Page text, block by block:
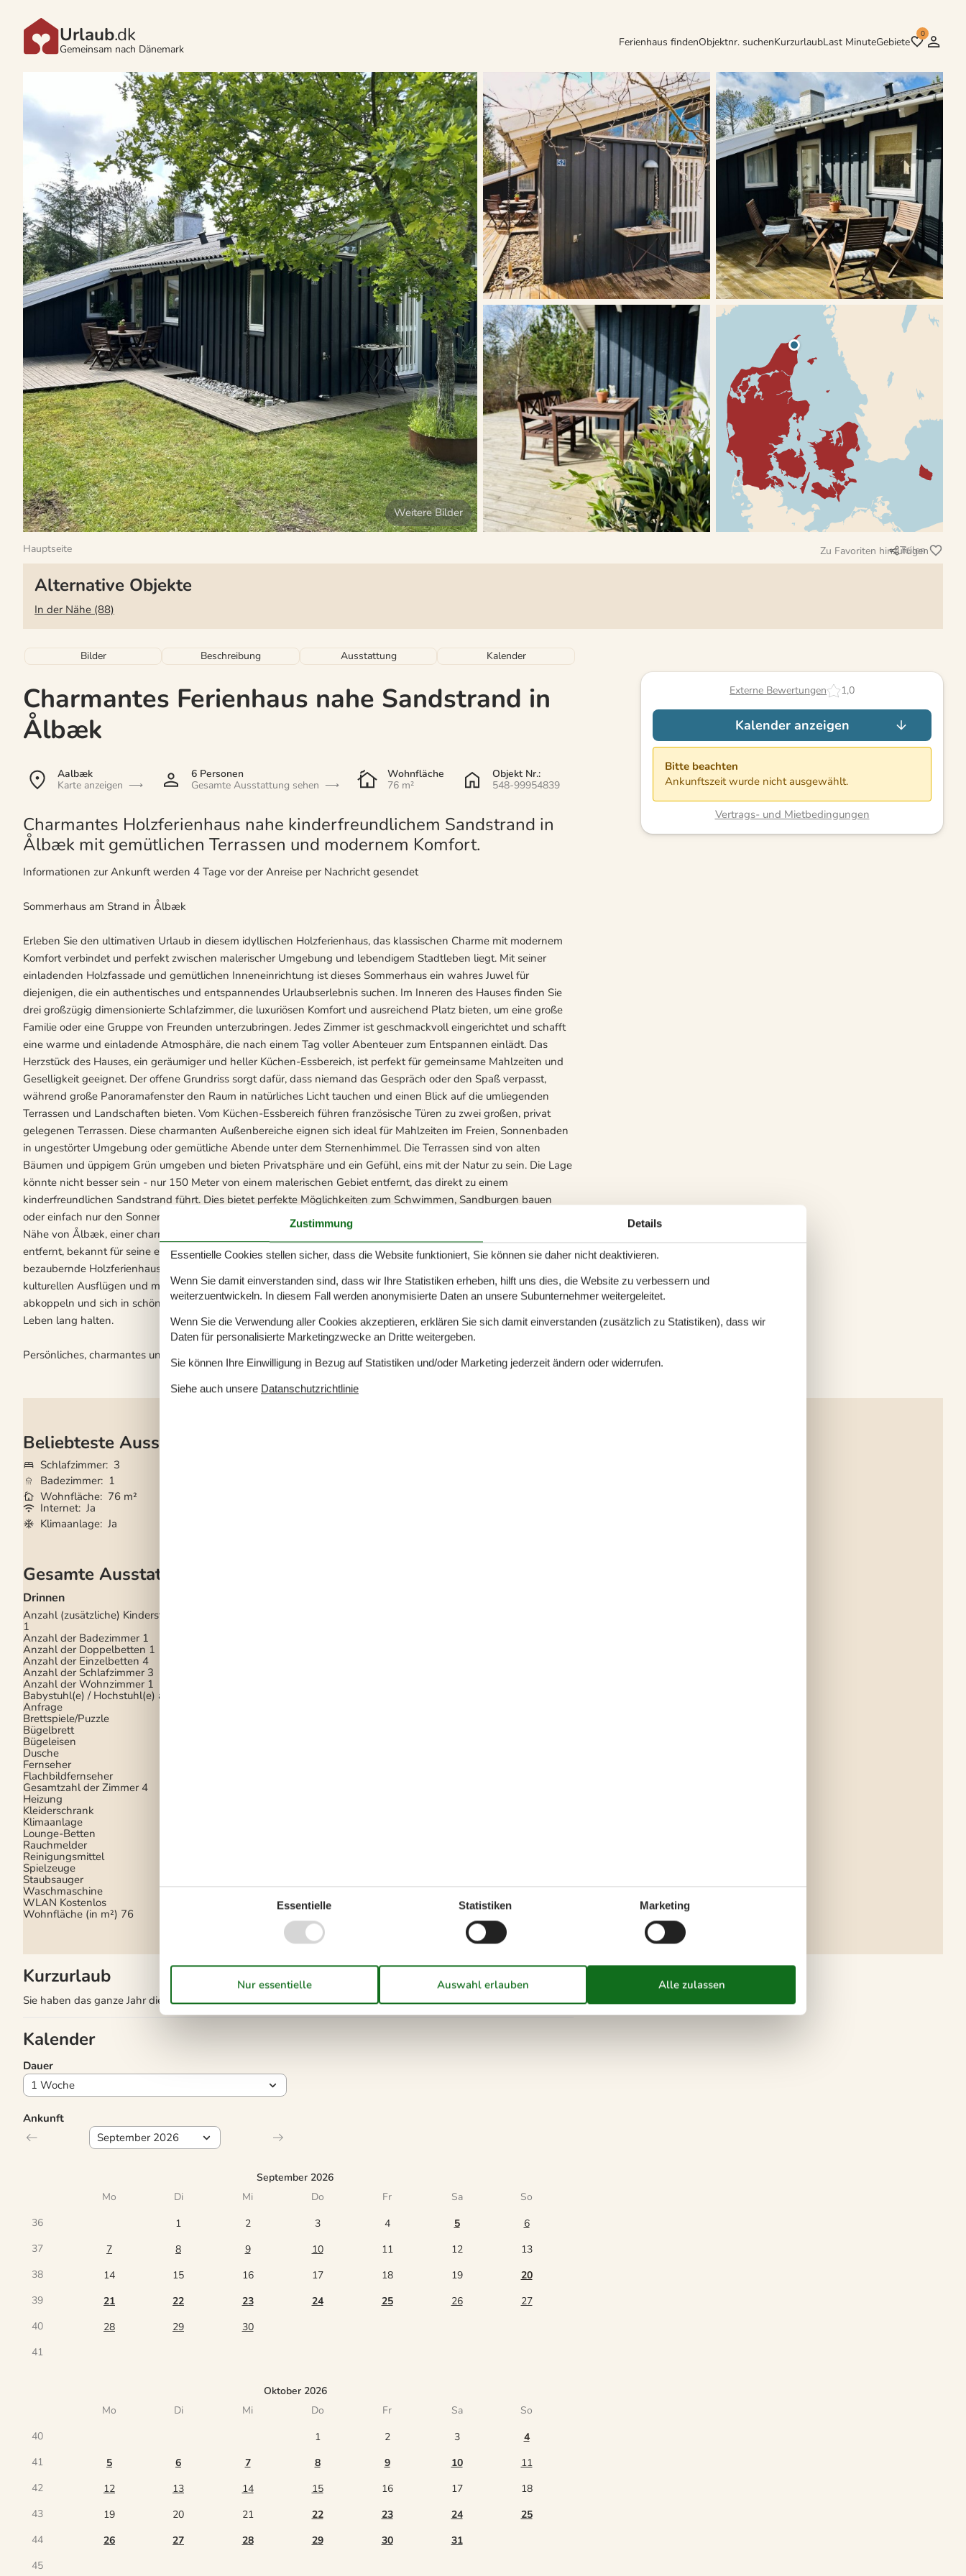
Urlaub.dk
Gemeinsam nach Dänemark
Ferienhaus findenObjektnr. suchenKurzurlaubLast MinuteGebiete
0
Hauptseite Zu Favoriten hinzufügen
Teilen
Alternative Objekte
In der Nähe (88)
Bilder Beschreibung Ausstattung Kalender
Charmantes Ferienhaus nahe Sandstrand in
Ålbæk
Aalbæk
Karte anzeigen
6 Personen
Gesamte Ausstattung sehen
Wohnfläche
76 m²
Objekt Nr.:
548-99954839
Charmantes Holzferienhaus nahe kinderfreundlichem Sandstrand in
Ålbæk mit gemütlichen Terrassen und modernem Komfort.
Informationen zur Ankunft werden 4 Tage vor der Anreise per Nachricht gesendet
Sommerhaus am Strand in Ålbæk
Erleben Sie den ultimativen Urlaub in diesem idyllischen Holzferienhaus, das klassischen Charme mit modernem
Komfort verbindet und perfekt zwischen malerischer Umgebung und lebendigem Stadtleben liegt. Mit seiner
einladenden Holzfassade und gemütlichen Inneneinrichtung ist dieses Sommerhaus ein wahres Juwel für
diejenigen, die ein authentisches und entspannendes Urlaubserlebnis suchen. Im Inneren des Hauses finden Sie
drei großzügig dimensionierte Schlafzimmer, die luxuriösen Komfort und ausreichend Platz bieten, um eine große
Familie oder eine Gruppe von Freunden unterzubringen. Jedes Zimmer ist geschmackvoll eingerichtet und schafft
eine warme und einladende Atmosphäre, die nach einem Tag voller Abenteuer zum Entspannen einlädt. Das
Herzstück des Hauses, ein geräumiger und heller Küchen-Essbereich, ist perfekt für gemeinsame Mahlzeiten und
Geselligkeit geeignet. Der offene Grundriss sorgt dafür, dass niemand das Gespräch oder den Spaß verpasst,
während große Panoramafenster den Raum in natürliches Licht tauchen und einen Blick auf die umliegenden
Terrassen und Landschaften bieten. Vom Küchen-Essbereich führen französische Türen zu zwei großen, privat
gelegenen Terrassen. Diese charmanten Außenbereiche eignen sich ideal für Mahlzeiten im Freien, Sonnenbaden
in ungestörter Umgebung oder gemütliche Abende unter dem Sternenhimmel. Die Terrassen sind von alten
Bäumen und üppigem Grün umgeben und bieten Privatsphäre und ein Gefühl, eins mit der Natur zu sein. Die Lage
könnte nicht besser sein - nur 150 Meter von einem malerischen Gebiet entfernt, das direkt zu einem
kinderfreundlichen Sandstrand führt. Dies bietet perfekte Möglichkeiten zum Schwimmen, Sandburgen bauen
oder einfach nur den Sonnenuntergang über dem Wasser genießen. Darüber hinaus liegt das Sommerhaus in der
Nähe von Ålbæk, einer charmanten Stadt mit gemütlichen Cafés und Geschäften, und nur 20 km von Skagen
entfernt, bekannt für seine einzigartige Künstlerkolonie und malerische Landschaften. Machen Sie dieses
bezaubernde Holzferienhaus zu Ihrer nächsten Urlaubswahl und erleben Sie eine Mischung aus Entspannung,
kulturellen Ausflügen und malerischen Abenteuern, alles in greifbarer Nähe. Hier können Sie sich vollständig
abkoppeln und sich in schöner, friedlicher Umgebung aufladen, während Sie Erinnerungen schaffen, die ein
Leben lang halten.
Persönliches, charmantes und geräumiges Ferienhaus in der Nähe des Strandes und des Stadtlebens
Beliebteste Ausstattungen
Schlafzimmer 3
Badezimmer 1
Wohnfläche 76 m²
Internet Ja
Klimaanlage Ja
Gesamte Ausstattung
Drinnen
Anzahl (zusätzliche) Kinderstühle
1
Anzahl der Badezimmer 1
Anzahl der Doppelbetten 1
Anzahl der Einzelbetten 4
Anzahl der Schlafzimmer 3
Anzahl der Wohnzimmer 1
Babystuhl(e) / Hochstuhl(e) auf
Anfrage
Brettspiele/Puzzle
Bügelbrett
Bügeleisen
Dusche
Fernseher
Flachbildfernseher
Gesamtzahl der Zimmer 4
Heizung
Kleiderschrank
Klimaanlage
Lounge-Betten
Rauchmelder
Reinigungsmittel
Spielzeuge
Staubsauger
Waschmaschine
WLAN Kostenlos
Wohnfläche (in m²) 76
Kurzurlaub
Sie haben das ganze Jahr die Möglichkeit einen Kurzurlaub zu machen.
Kalender
Ankunft
September 2026
Mo
Di Mi Do Fr Sa
So
36
1 2 3 4 5
6
37
7 8 9 10 11 12
13
38
14 15 16 17 18 19
20
39
21 22 23 24 25 26
27
40
28 29
30
41
Oktober 2026
Mo
Di Mi Do Fr Sa
So
40
1 2 3
4
41
5 6 7 8 9 10
11
42
12 13 14 15 16 17
18
43
19 20 21 22 23 24
25
44
26 27 28 29 30
31
45
Dauer
Externe Bewertungen 1,0
Kalender anzeigen
Bitte beachten
Ankunftszeit wurde nicht ausgewählt.
Vertrags- und Mietbedingungen
Zustimmung Details
Essentielle Cookies stellen sicher, dass die Website funktioniert, Sie können sie daher nicht deaktivieren.
Wenn Sie damit einverstanden sind, dass wir Ihre Statistiken erheben, hilft uns dies, die Website zu verbessern und
weiterzuentwickeln. In diesem Fall werden anonymisierte Daten an unsere Subunternehmer weitergeleitet.
Wenn Sie die Verwendung aller Cookies akzeptieren, erklären Sie sich damit einverstanden (zusätzlich zu Statistiken), dass wir
Daten für personalisierte Marketingzwecke an Dritte weitergeben.
Sie können Ihre Einwilligung in Bezug auf Statistiken und/oder Marketing jederzeit ändern oder widerrufen.
Siehe auch unsere Datanschutzrichtlinie
Essentielle Statistiken Marketing